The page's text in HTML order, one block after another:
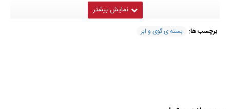
برچسب ها: بسته ی گوی و ابر